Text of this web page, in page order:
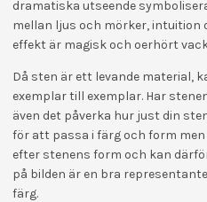
dramatiska utseende
mellan ljus och mörker, intuition
effekt är magisk och oerhört
Då sten är ett levande material,
exemplar till exemplar. Har
även det påverka hur just din
för att passa i färg och form
efter stenens form och kan
på bilden är en bra
färg.